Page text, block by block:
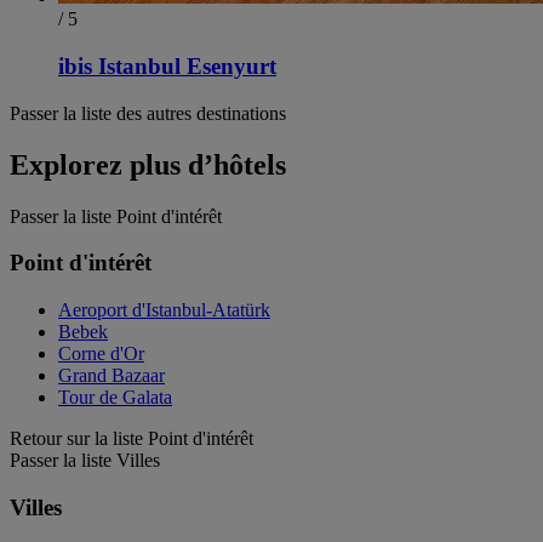
/ 5
ibis Istanbul Esenyurt
Passer la liste des autres destinations
Explorez plus d’hôtels
Passer la liste Point d'intérêt
Point d'intérêt
Aeroport d'Istanbul-Atatürk
Bebek
Corne d'Or
Grand Bazaar
Tour de Galata
Retour sur la liste Point d'intérêt
Passer la liste Villes
Villes